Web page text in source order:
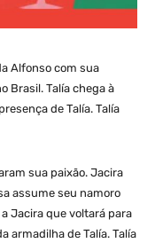
Alfonso com sua
Brasil. Talía chega à
de Talía. Talía
sua paixão. Jacira
assume seu namoro
Jacira que voltará para
armadilha de Talía. Talía